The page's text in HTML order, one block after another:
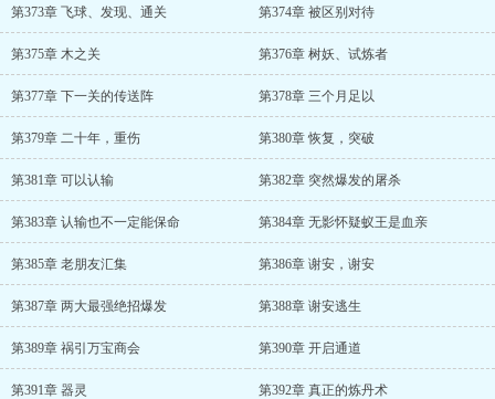
第373章 飞球、发现、通关 第374章 被区别对待
第375章 木之关 第376章 树妖、试炼者
第377章 下一关的传送阵 第378章 三个月足以
第379章 二十年，重伤 第380章 恢复，突破
第381章 可以认输 第382章 突然爆发的屠杀
第383章 认输也不一定能保命 第384章 无影怀疑蚁王是血亲
第385章 老朋友汇集 第386章 谢安，谢安
第387章 两大最强绝招爆发 第388章 谢安逃生
第389章 祸引万宝商会 第390章 开启通道
第391章 器灵 第392章 真正的炼丹术